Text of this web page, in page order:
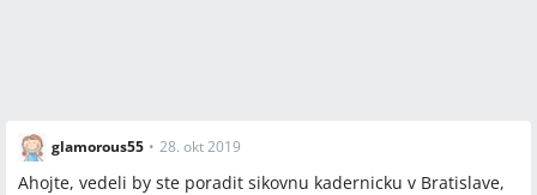
glamorous55 • 28. okt 2019
Ahojte, vedeli by ste poradit sikovnu kadernicku v Bratislave,